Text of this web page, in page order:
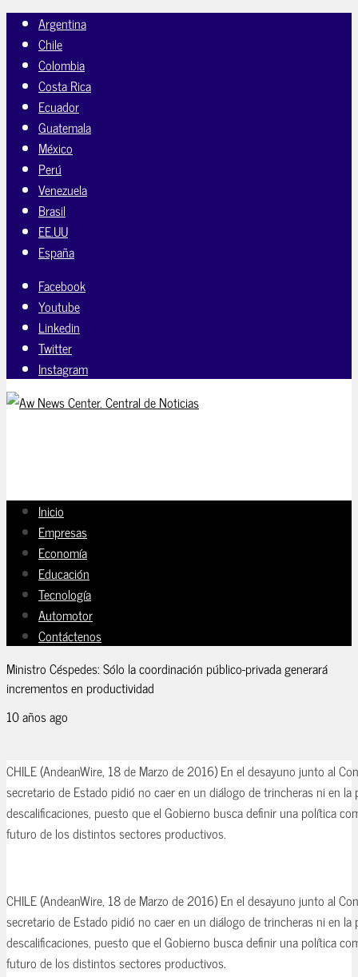
Argentina
Chile
Colombia
Costa Rica
Ecuador
Guatemala
México
Perú
Venezuela
Brasil
EE.UU
España
Facebook
Youtube
Linkedin
Twitter
Instagram
Inicio
Empresas
Economía
Educación
Tecnología
Automotor
Contáctenos
Ministro Céspedes: Sólo la coordinación público-privada generará
incrementos en productividad
10 años ago
CHILE (AndeanWire, 18 de Marzo de 2016) En el desayuno junto al
secretario de Estado pidió no caer en un diálogo de trincheras ni en la
descalificaciones, puesto que el Gobierno busca definir una política
futuro de los distintos sectores productivos.
CHILE (AndeanWire, 18 de Marzo de 2016) En el desayuno junto al
secretario de Estado pidió no caer en un diálogo de trincheras ni en la
descalificaciones, puesto que el Gobierno busca definir una política
futuro de los distintos sectores productivos.